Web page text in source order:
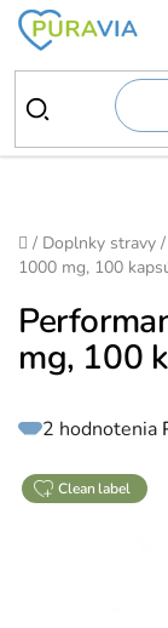
Prejsť
obsah
Domov
/ Doplnky stravy /
1000 mg, 100
mg, 100
Priemerné
hodnotenie
5,0
z
5
2 hodnotenia
clean label